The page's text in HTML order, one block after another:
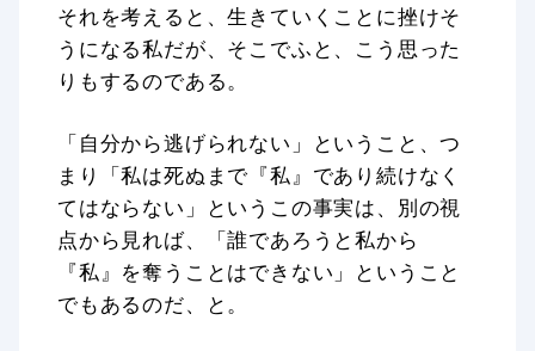
それを考えると、生きていくことに挫けそ
うになる私だが、そこでふと、こう思った
りもするのである。
「自分から逃げられない」ということ、つ
まり「私は死ぬまで『私』であり続けなく
てはならない」というこの事実は、別の視
点から見れば、「誰であろうと私から
『私』を奪うことはできない」ということ
でもあるのだ、と。